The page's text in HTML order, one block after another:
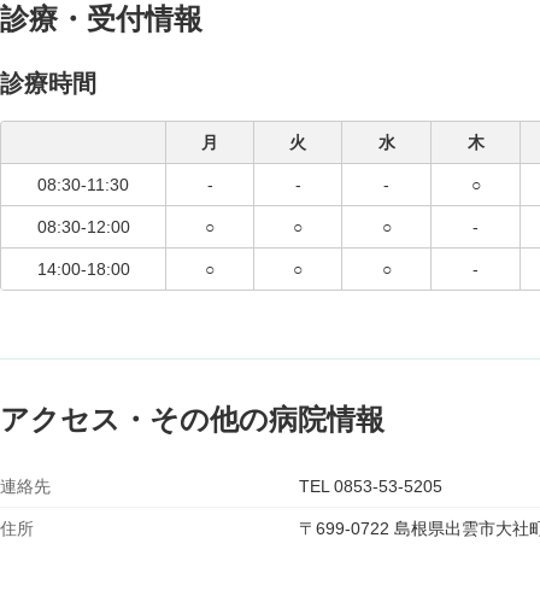
診療・受付情報
診療時間
月 火 水 木
08:30-11:30 - - - ○
08:30-12:00 ○ ○ ○ -
14:00-18:00 ○ ○ ○ -
アクセス・その他の病院情報
連絡先 TEL 0853-53-5205
住所 〒699-0722 島根県出雲市大社